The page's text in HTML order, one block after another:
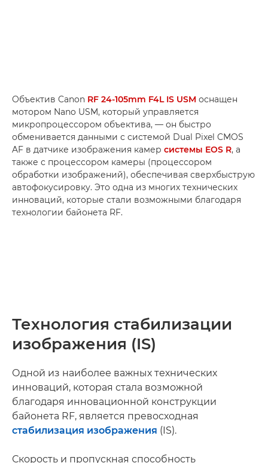
Объектив Canon RF 24-105mm F4L IS USM оснащен
мотором Nano USM, который управляется
микропроцессором объектива, — он быстро
обменивается данными с системой Dual Pixel CMOS
AF в датчике изображения камер системы EOS R, а
также с процессором камеры (процессором
обработки изображений), обеспечивая сверхбыструю
автофокусировку. Это одна из многих технических
инноваций, которые стали возможными благодаря
технологии байонета RF.
Технология стабилизации
изображения (IS)
Одной из наиболее важных технических
инноваций, которая стала возможной
благодаря инновационной конструкции
байонета RF, является превосходная
стабилизация изображения (IS).
Скорость и пропускная способность